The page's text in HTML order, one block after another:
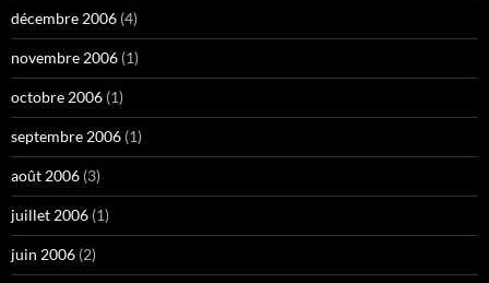
décembre 2006 (4)
novembre 2006 (1)
octobre 2006 (1)
septembre 2006 (1)
août 2006 (3)
juillet 2006 (1)
juin 2006 (2)